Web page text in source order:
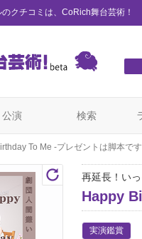
クチコミは、CoRich舞台芸術！
公演 検索
To Me -プレゼントは脚本で
再延長！い
Happy
実演鑑賞